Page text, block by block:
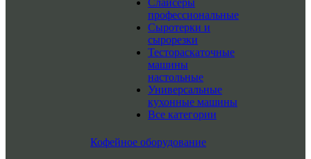
Слайсеры
профессиональные
Сыротерки и
сырорезки
Тестораскаточные
машины
настольные
Универсальные
кухонные машины
Все категории
Кофейное оборудование